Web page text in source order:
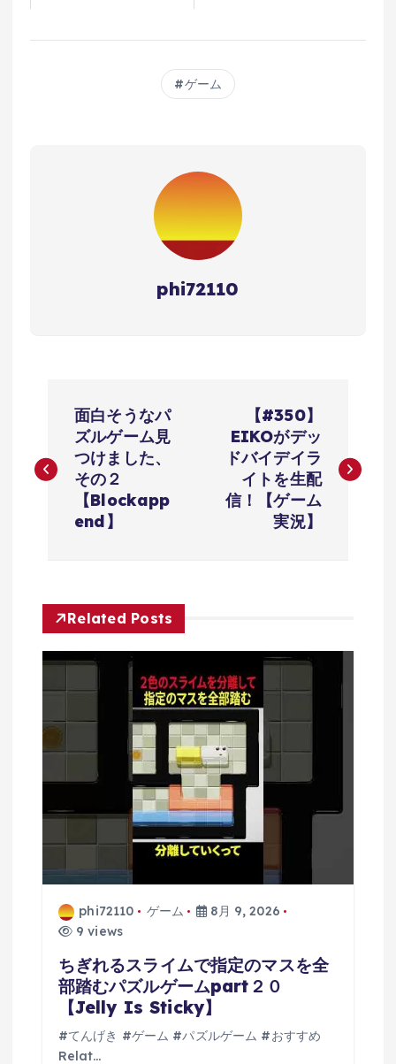
ゲーム
phi72110
ナ
ー
シ
ョ
ン
面白そうなパ
ズルゲーム見
つけました、
その２
【Blockapp
end】
【#350】
EIKOがデッ
ドバイデイラ
イトを生配
信！【ゲーム
実況】
Related Posts
phi72110 ゲーム
8月 9, 2026
9 views
ちぎれるスライムで指定のマスを全
部踏むパズルゲームpart２０
【Jelly Is Sticky】
#てんげき #ゲーム #パズルゲーム #おすすめ
Relat…